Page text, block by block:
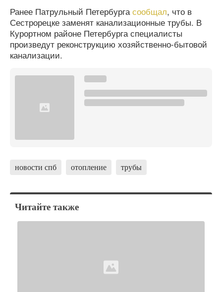
Ранее Патрульный Петербургасообщал, что в
Сестрорецке заменят канализационные трубы. В
Курортном районе Петербурга специалисты
произведут реконструкцию хозяйственно-бытовой
канализации.
новости спб отопление трубы
Читайте также